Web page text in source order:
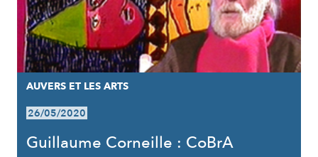
AUVERS ET LES ARTS
26/05/2020
Guillaume Corneille : CoBrA